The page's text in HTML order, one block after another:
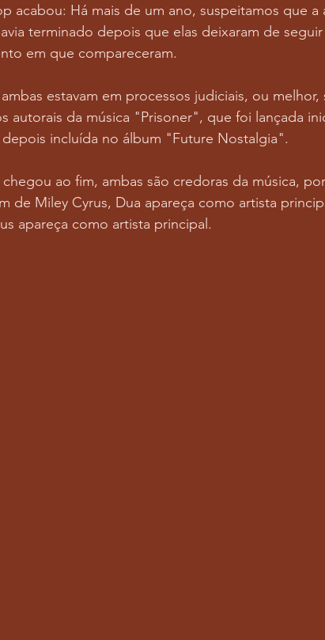
acabou: Há mais de um ano, suspeitamos que a
terminado depois que elas deixaram de
em que compareceram.
estavam em processos judiciais, ou melhor,
autorais da música "Prisoner", que foi lançada
incluída no álbum "Future Nostalgia".
ao fim, ambas são credoras da música,
de Miley Cyrus, Dua apareça como artista
apareça como artista principal.